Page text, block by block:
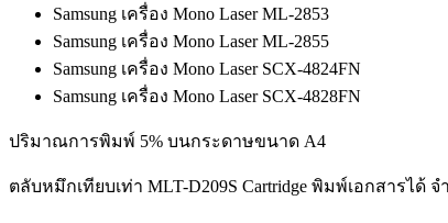
Samsung เครื่อง Mono Laser ML-2853
Samsung เครื่อง Mono Laser ML-2855
Samsung เครื่อง Mono Laser SCX-4824FN
Samsung เครื่อง Mono Laser SCX-4828FN
ปริมาณการพิมพ์ 5% บนกระดาษขนาด A4
ตลับหมึกเทียบเท่า MLT-D209S Cartridge พิมพ์เอกสารได้